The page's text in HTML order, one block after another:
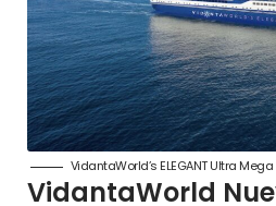
VidantaWorld’s ELEGANT Ultra
VidantaWorld